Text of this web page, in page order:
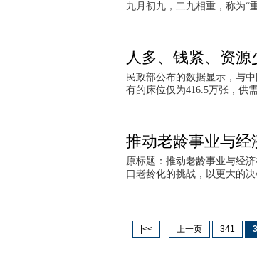
九月初九，二九相重，称为“
人多、钱紧、资
民政部公布的数据显示，与
有的床位仅为416.5万张，供
推动老龄事业与经
原标题：推动老龄事业与经
口老龄化的挑战，以更大的
|<< 上一页 341